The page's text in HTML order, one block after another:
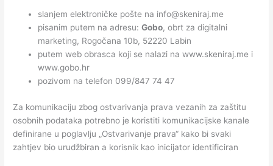
slanjem elektroničke pošte na info@skeniraj.me
pisanim putem na adresu:Gobo, obrt za digitalni
marketing, Rogočana 10b, 52220 Labin
putem web obrasca koji se nalazi na www.skeniraj.me i
www.gobo.hr
pozivom na telefon 099/847 74 47
Za komunikaciju zbog ostvarivanja prava vezanih za zaštitu
osobnih podataka potrebno je koristiti komunikacijske kanale
definirane u poglavlju „Ostvarivanje prava“ kako bi svaki
zahtjev bio urudžbiran a korisnik kao inicijator identificiran